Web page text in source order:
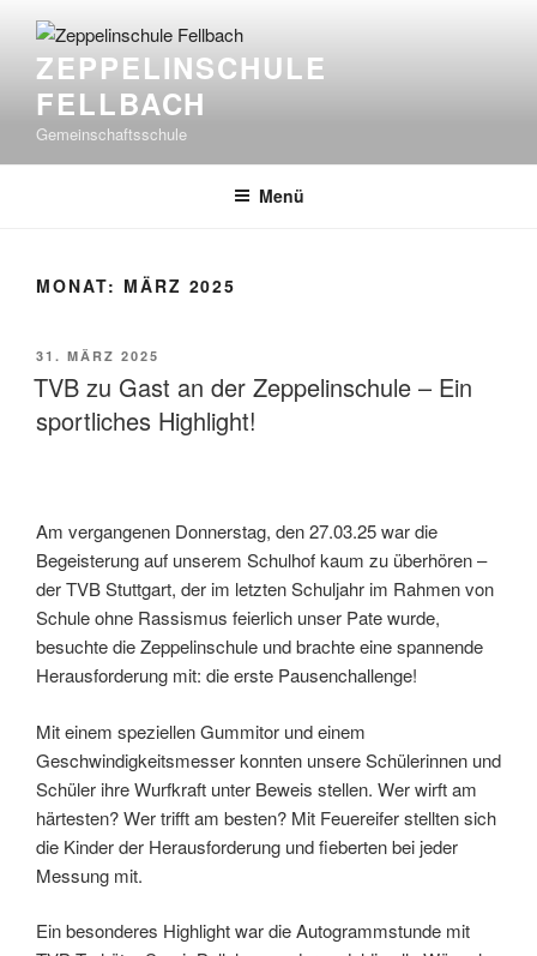
Inhalt
springenZEPPELINSCHULE
FELLBACH
Gemeinschaftsschule
Menü
MONAT: MÄRZ 2025
VERÖFFENTLICHT
AM
31. MÄRZ 2025
TVB zu Gast an der Zeppelinschule – Ein
sportliches Highlight!
Am vergangenen Donnerstag, den 27.03.25 war die
Begeisterung auf unserem Schulhof kaum zu überhören –
der TVB Stuttgart, der im letzten Schuljahr im Rahmen von
Schule ohne Rassismus feierlich unser Pate wurde,
besuchte die Zeppelinschule und brachte eine spannende
Herausforderung mit: die erste Pausenchallenge!
Mit einem speziellen Gummitor und einem
Geschwindigkeitsmesser konnten unsere Schülerinnen und
Schüler ihre Wurfkraft unter Beweis stellen. Wer wirft am
härtesten? Wer trifft am besten? Mit Feuereifer stellten sich
die Kinder der Herausforderung und fieberten bei jeder
Messung mit.
Ein besonderes Highlight war die Autogrammstunde mit